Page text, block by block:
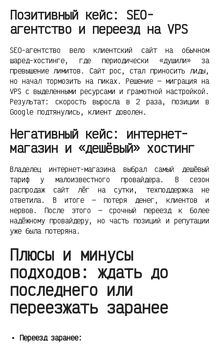
Позитивный кейс: SEO-
агентство и переезд на VPS
SEO-агентство вело клиентский сайт на обычном
шаред-хостинге, где периодически «душили» за
превышение лимитов. Сайт рос, стал приносить лиды,
но начал тормозить на пиках. Решение — миграция на
VPS с выделенными ресурсами и грамотной настройкой.
Результат: скорость выросла в 2 раза, позиции в
Google подтянулись, клиент доволен.
Негативный кейс: интернет-
магазин и «дешёвый» хостинг
Владелец интернет-магазина выбрал самый дешёвый
тариф у малоизвестного провайдера. В сезон
распродаж сайт лёг на сутки, техподдержка не
ответила. В итоге — потеря денег, клиентов и
нервов. После этого — срочный переезд к более
надёжному провайдеру, но часть позиций и репутации
уже была потеряна.
Плюсы и минусы
подходов: ждать до
последнего или
переезжать заранее
Переезд заранее: